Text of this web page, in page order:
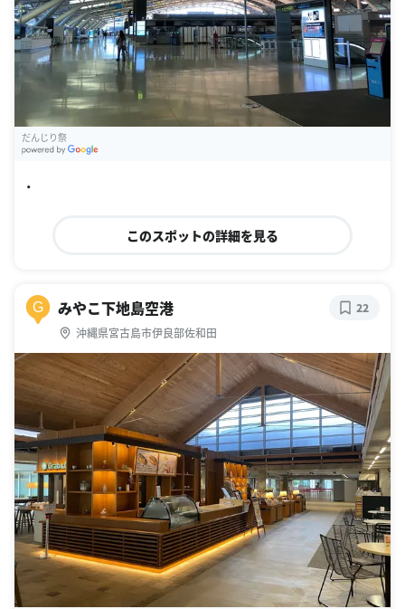
だんじり祭
・
このスポットの詳細を見る
G みやこ下地島空港
沖縄県宮古島市伊良部佐和田
22